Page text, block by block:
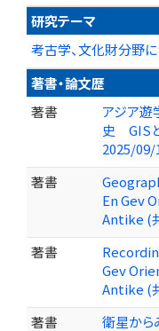
研究テーマ
考古学、文化財分野
著書・論文歴
著書
アジア
史 GIS
2025/09/
著書
En Gev
Antike (
著書
Gev
Antike (
著書
衛星から